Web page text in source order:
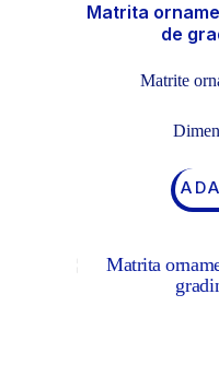
Matrita
de
Matrite